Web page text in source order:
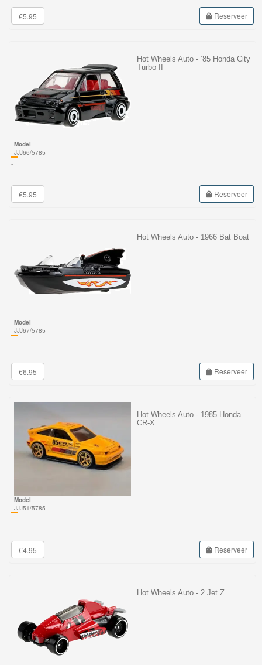
€5.95 Reserveer
Hot Wheels Auto - ’85 Honda City
Turbo II
Model
JJJ66/5785
-
€5.95 Reserveer
Hot Wheels Auto - 1966 Bat Boat
Model
JJJ67/5785
-
€6.95 Reserveer
Hot Wheels Auto - 1985 Honda
CR-X
Model
JJJ51/5785
-
€4.95 Reserveer
Hot Wheels Auto - 2 Jet Z